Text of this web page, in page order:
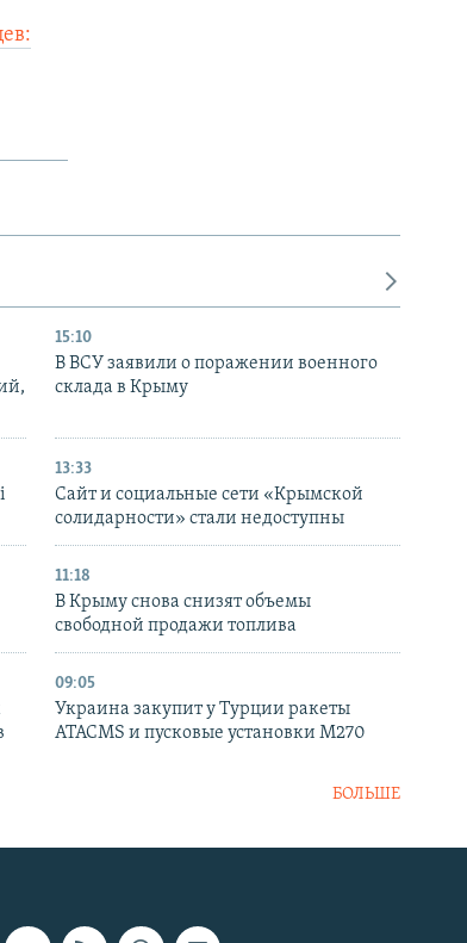
15:10
В ВСУ заявили о поражении военного
склада в Крыму
13:33
Сайт и социальные сети «Крымской
солидарности» стали недоступны
11:18
В Крыму снова снизят объемы
свободной продажи топлива
09:05
Украина закупит у Турции ракеты
ATACMS и пусковые установки M270
БОЛЬШЕ